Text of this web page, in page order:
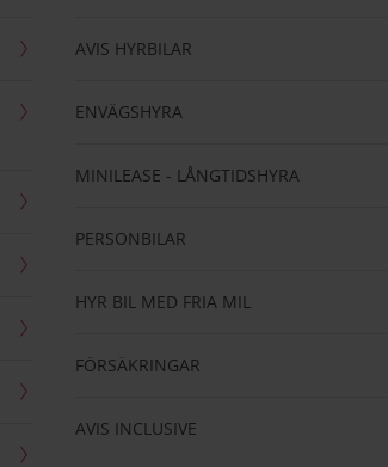
AVIS HYRBILAR
ENVÄGSHYRA
MINILEASE - LÅNGTIDSHYRA
PERSONBILAR
HYR BIL MED FRIA MIL
FÖRSÄKRINGAR
AVIS INCLUSIVE